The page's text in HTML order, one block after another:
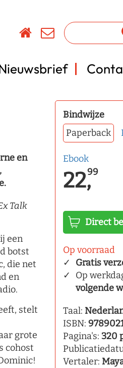
en
Talk
een
botst
die net
en
stelt
grote
cohost
Bindwijze
Paperback
Ebook
22,99
Direct
Op voorraad
Gratis
Op
volgende
Taal:
ISBN:
Pagina's: 320
Vertaler: